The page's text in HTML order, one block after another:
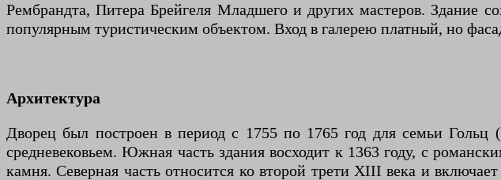
Рембрандта, Питера Брейгеля Младшего и других мастеров. Здание
популярным туристическим объектом. Вход в галерею платный, но
Архитектура
Дворец был построен в период с 1755 по 1765 год для семьи
средневековьем. Южная часть здания восходит к 1363 году, с
камня. Северная часть относится ко второй трети XIII века и